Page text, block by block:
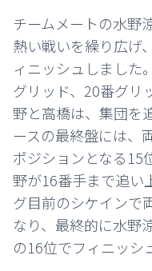
チームメートの水野
熱い戦いを繰り広げ
ィニッシュしました
グリッド、20番グリ
野と高橋は、集団を
ースの最終盤には、
ポジションとなる15
野が16番手まで追い
グ目前のシケインで
なり、最終的に水野
の16位でフィニッシ